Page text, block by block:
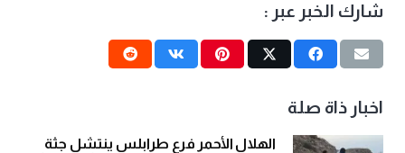
شارك الخبر عبر :
اخبار ذاة صلة
الهلال الأحمر فرع طرابلس ينتشل جثة